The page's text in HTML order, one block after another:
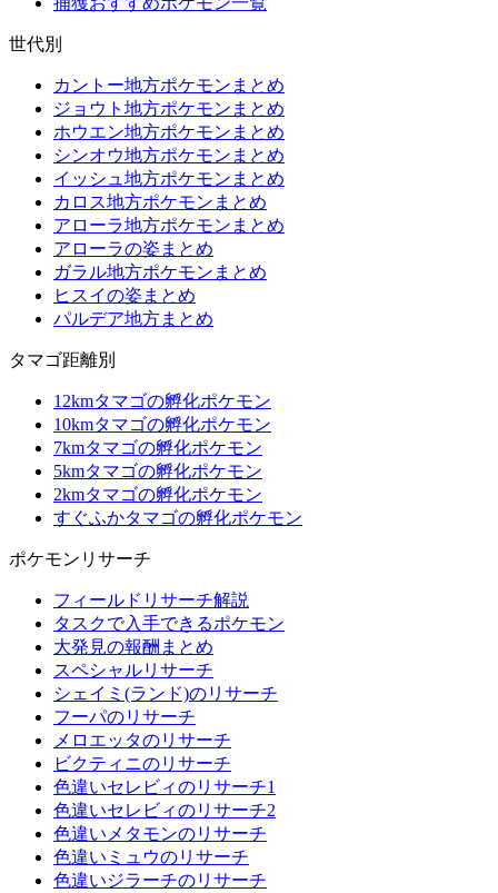
世代別
カントー地方ポケモンまとめ
ジョウト地方ポケモンまとめ
ホウエン地方ポケモンまとめ
シンオウ地方ポケモンまとめ
イッシュ地方ポケモンまとめ
カロス地方ポケモンまとめ
アローラ地方ポケモンまとめ
アローラの姿まとめ
ガラル地方ポケモンまとめ
ヒスイの姿まとめ
パルデア地方まとめ
タマゴ距離別
12kmタマゴの孵化ポケモン
10kmタマゴの孵化ポケモン
7kmタマゴの孵化ポケモン
5kmタマゴの孵化ポケモン
2kmタマゴの孵化ポケモン
すぐふかタマゴの孵化ポケモン
ポケモンリサーチ
フィールドリサーチ解説
タスクで入手できるポケモン
大発見の報酬まとめ
スペシャルリサーチ
シェイミ(ランド)のリサーチ
フーパのリサーチ
メロエッタのリサーチ
ビクティニのリサーチ
色違いセレビィのリサーチ1
色違いセレビィのリサーチ2
色違いメタモンのリサーチ
色違いミュウのリサーチ
色違いジラーチのリサーチ